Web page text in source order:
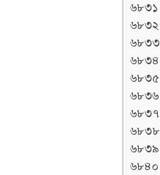
৬৮৩১
৬৮৩২
৬৮৩৩
৬৮৩৪
৬৮৩৫
৬৮৩৬
৬৮৩৭
৬৮৩৮
৬৮৩৯
৬৮৪০